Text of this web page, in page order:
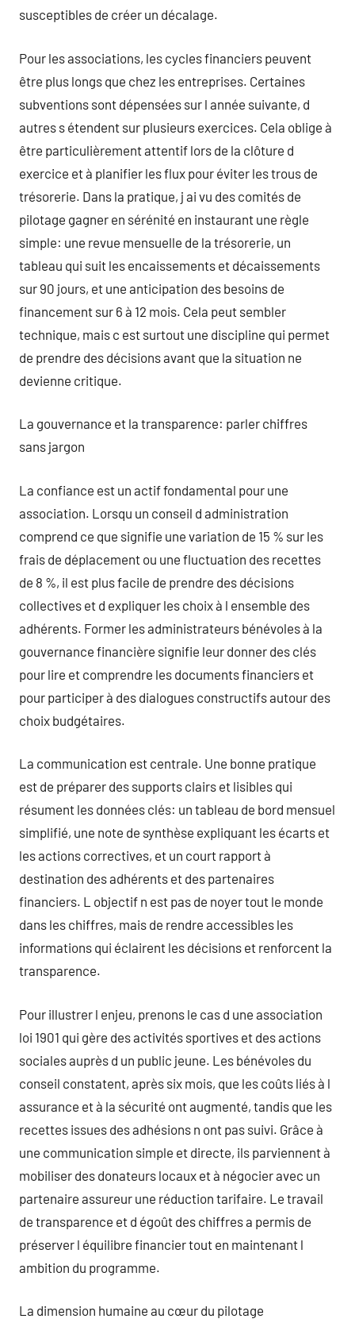
susceptibles de créer un décalage.
Pour les associations, les cycles financiers peuvent
être plus longs que chez les entreprises. Certaines
subventions sont dépensées sur l année suivante, d
autres s étendent sur plusieurs exercices. Cela oblige à
être particulièrement attentif lors de la clôture d
exercice et à planifier les flux pour éviter les trous de
trésorerie. Dans la pratique, j ai vu des comités de
pilotage gagner en sérénité en instaurant une règle
simple: une revue mensuelle de la trésorerie, un
tableau qui suit les encaissements et décaissements
sur 90 jours, et une anticipation des besoins de
financement sur 6 à 12 mois. Cela peut sembler
technique, mais c est surtout une discipline qui permet
de prendre des décisions avant que la situation ne
devienne critique.
La gouvernance et la transparence: parler chiffres
sans jargon
La confiance est un actif fondamental pour une
association. Lorsqu un conseil d administration
comprend ce que signifie une variation de 15 % sur les
frais de déplacement ou une fluctuation des recettes
de 8 %, il est plus facile de prendre des décisions
collectives et d expliquer les choix à l ensemble des
adhérents. Former les administrateurs bénévoles à la
gouvernance financière signifie leur donner des clés
pour lire et comprendre les documents financiers et
pour participer à des dialogues constructifs autour des
choix budgétaires.
La communication est centrale. Une bonne pratique
est de préparer des supports clairs et lisibles qui
résument les données clés: un tableau de bord mensuel
simplifié, une note de synthèse expliquant les écarts et
les actions correctives, et un court rapport à
destination des adhérents et des partenaires
financiers. L objectif n est pas de noyer tout le monde
dans les chiffres, mais de rendre accessibles les
informations qui éclairent les décisions et renforcent la
transparence.
Pour illustrer l enjeu, prenons le cas d une association
loi 1901 qui gère des activités sportives et des actions
sociales auprès d un public jeune. Les bénévoles du
conseil constatent, après six mois, que les coûts liés à l
assurance et à la sécurité ont augmenté, tandis que les
recettes issues des adhésions n ont pas suivi. Grâce à
une communication simple et directe, ils parviennent à
mobiliser des donateurs locaux et à négocier avec un
partenaire assureur une réduction tarifaire. Le travail
de transparence et d égoût des chiffres a permis de
préserver l équilibre financier tout en maintenant l
ambition du programme.
La dimension humaine au cœur du pilotage